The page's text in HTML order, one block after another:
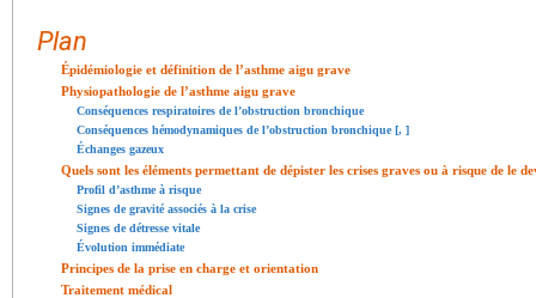
Plan
Épidémiologie et définition de l’asthme aigu grave
Physiopathologie de l’asthme aigu grave
Conséquences respiratoires de l’obstruction bronchique
Conséquences hémodynamiques de l’obstruction bronchique [, ]
Échanges gazeux
Quels sont les éléments permettant de dépister les crises graves ou à risque de le
Profil d’asthme à risque
Signes de gravité associés à la crise
Signes de détresse vitale
Évolution immédiate
Principes de la prise en charge et orientation
Traitement médical